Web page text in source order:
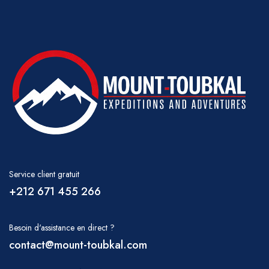
Imlil. Il est également possible d'obtenir de
l'eau dans de petits kiosques dans de
nombreux villages et au départ du sentier
d'Imi Ourghlad et au refuge de Toubkal. Vous
devrez en porter une partie vous-même, mais
discuter avec votre guide des besoins en eau
régulièrement.
Petit-déjeuner – thé, café, jus, fruits, lait,
pain, beurre, confiture, fromage, porridge,
Service client gratuit
+212 671 455 266
Besoin d'assistance en direct ?
contact@mount-toubkal.com